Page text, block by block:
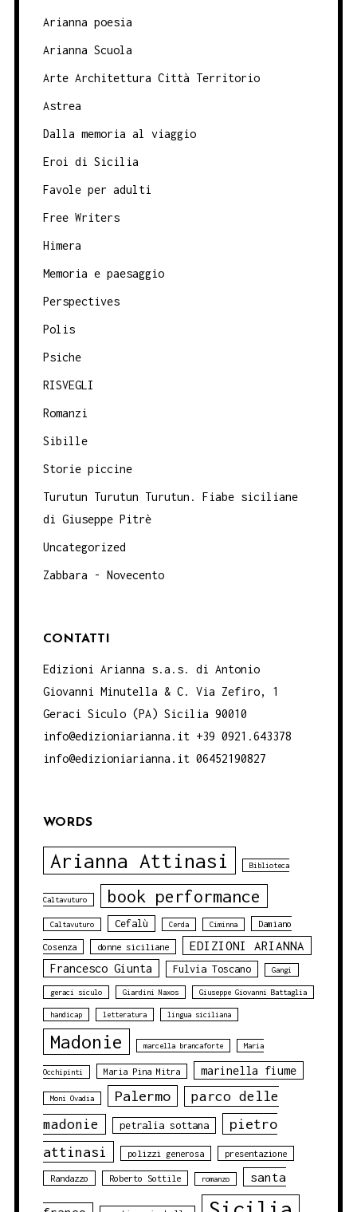
Arianna poesia
Arianna Scuola
Arte Architettura Città Territorio
Astrea
Dalla memoria al viaggio
Eroi di Sicilia
Favole per adulti
Free Writers
Himera
Memoria e paesaggio
Perspectives
Polis
Psiche
RISVEGLI
Romanzi
Sibille
Storie piccine
Turutun Turutun Turutun. Fiabe siciliane
di Giuseppe Pitrè
Uncategorized
Zabbara - Novecento
CONTATTI
Edizioni Arianna s.a.s. di Antonio
Giovanni Minutella & C. Via Zefiro, 1
Geraci Siculo (PA) Sicilia 90010
info@edizioniarianna.it +39 0921.643378
info@edizioniarianna.it 06452190827
WORDS
Arianna Attinasi Biblioteca
Caltavuturo book performance
Caltavuturo Cefalù Cerda Ciminna Damiano
Cosenza donne siciliane EDIZIONI ARIANNA
Francesco Giunta Fulvia Toscano Gangi
geraci siculo Giardini Naxos Giuseppe Giovanni Battaglia
handicap letteratura lingua siciliana
Madonie marcella brancaforte Maria
Occhipinti Maria Pina Mitra marinella fiume
Moni Ovadia Palermo
parco delle
madonie
petralia sottana
pietro
attinasi
polizzi generosa presentazione
Randazzo Roberto Sottile romanzo santa